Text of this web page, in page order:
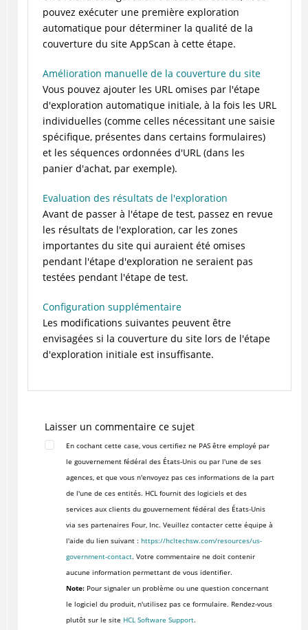
pouvez exécuter une première exploration
automatique pour déterminer la qualité de la
couverture du site AppScan à cette étape.
Amélioration manuelle de la couverture du site
Vous pouvez ajouter les URL omises par l'étape
d'exploration automatique initiale, à la fois les URL
individuelles (comme celles nécessitant une saisie
spécifique, présentes dans certains formulaires)
et les séquences ordonnées d'URL (dans les
panier d'achat, par exemple).
Evaluation des résultats de l'exploration
Avant de passer à l'étape de test, passez en revue
les résultats de l'exploration, car les zones
importantes du site qui auraient été omises
pendant l'étape d'exploration ne seraient pas
testées pendant l'étape de test.
Configuration supplémentaire
Les modifications suivantes peuvent être
envisagées si la couverture du site lors de l'étape
d'exploration initiale est insuffisante.
Laisser un commentaire ce sujet
En cochant cette case, vous certifiez ne PAS être employé par
le gouvernement fédéral des États-Unis ou par l'une de ses
agences, et que vous n'envoyez pas ces informations de la part
de l'une de ces entités. HCL fournit des logiciels et des
services aux clients du gouvernement fédéral des États-Unis
via ses partenaires Four, Inc. Veuillez contacter cette équipe à
l'aide du lien suivant : https://hcltechsw.com/resources/us-
government-contact. Votre commentaire ne doit contenir
aucune information permettant de vous identifier.
Note:Pour signaler un problème ou une question concernant
le logiciel du produit, n'utilisez pas ce formulaire. Rendez-vous
plutôt sur le site HCL Software Support.